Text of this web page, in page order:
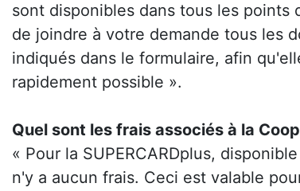
sont disponibles dans tous les points
de joindre à votre demande tous les
indiqués dans le formulaire, afin
rapidement possible ».
Quel sont les frais associés à la
« Pour la SUPERCARDplus,
n'y a aucun frais. Ceci est valable